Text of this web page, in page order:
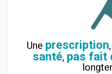
Une prescription
santé, pas fait